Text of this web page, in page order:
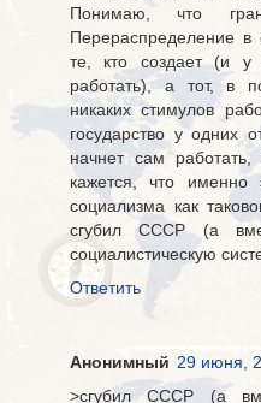
Понимаю, что
Перераспределение в
те, кто создает (и у
работать), а тот, в
никаких стимулов
государство у одних
начнет сам
кажется, что именно
социализма как
сгубил СССР (а
социалистическую
Ответить
Анонимный 29 июня,
>сгубил СССР (а